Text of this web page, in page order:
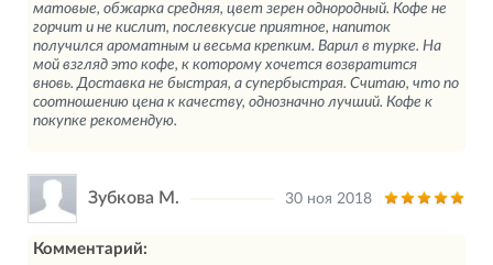
матовые, обжарка средняя, цвет зерен однородный. Кофе не
горчит и не кислит, послевкусие приятное, напиток
получился ароматным и весьма крепким. Варил в турке. На
мой взгляд это кофе, к которому хочется возвратится
вновь. Доставка не быстрая, а супербыстрая. Считаю, что по
соотношению цена к качеству, однозначно лучший. Кофе к
покупке рекомендую.
Зубкова М. 30 ноя 2018
Комментарий: